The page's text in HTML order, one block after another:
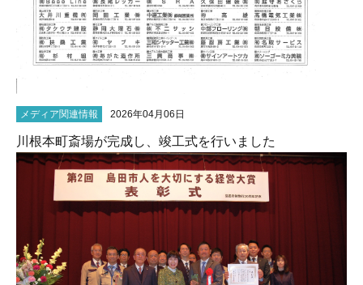
メディア関連情報 2026年04月06日
川根本町斎場が完成し、竣工式を行いました